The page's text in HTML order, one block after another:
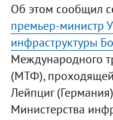
Об этом сообщил
премьер-министр
инфраструктуры
Международного
(МТФ), проходящей
Лейпциг
Министерства